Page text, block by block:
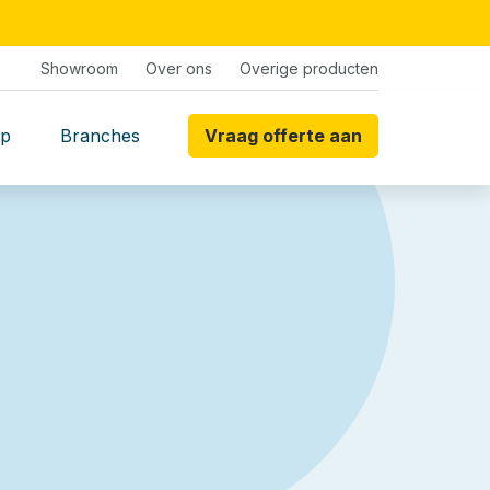
Showroom Over ons Overige producten
Branches Vraag offerte aan